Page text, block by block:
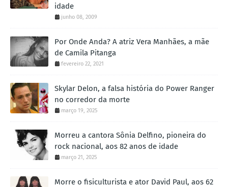
idade
junho 08, 2009
Por Onde Anda? A atriz Vera Manhães, a mãe
de Camila Pitanga
fevereiro 22, 2021
Skylar Delon, a falsa história do Power Ranger
no corredor da morte
março 19, 2025
Morreu a cantora Sônia Delfino, pioneira do
rock nacional, aos 82 anos de idade
março 21, 2025
Morre o fisiculturista e ator David Paul, aos 62